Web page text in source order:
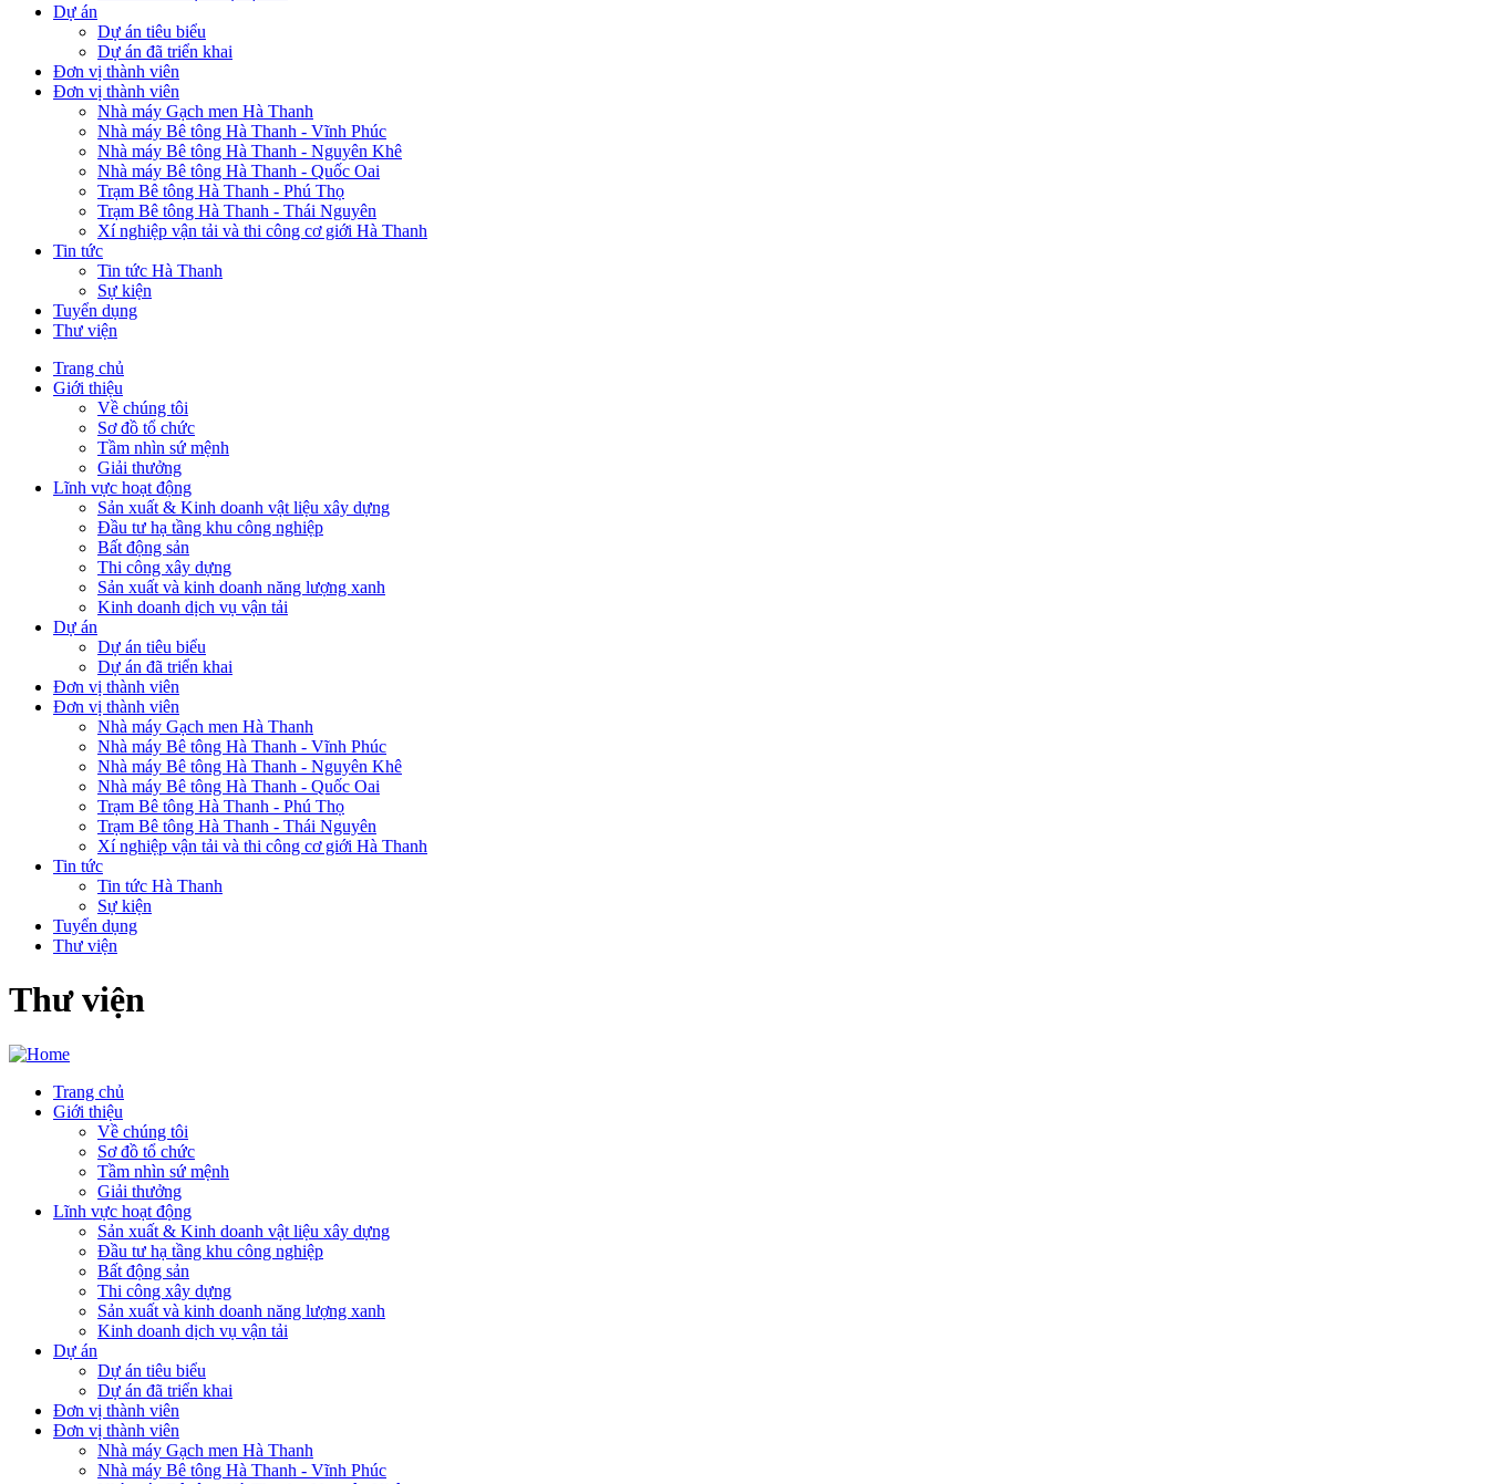
Dự án
Dự án tiêu biểu
Dự án đã triển khai
Đơn vị thành viên
Đơn vị thành viên
Nhà máy Gạch men Hà Thanh
Nhà máy Bê tông Hà Thanh - Vĩnh Phúc
Nhà máy Bê tông Hà Thanh - Nguyên Khê
Nhà máy Bê tông Hà Thanh - Quốc Oai
Trạm Bê tông Hà Thanh - Phú Thọ
Trạm Bê tông Hà Thanh - Thái Nguyên
Xí nghiệp vận tải và thi công cơ giới Hà Thanh
Tin tức
Tin tức Hà Thanh
Sự kiện
Tuyển dụng
Thư viện
Main
Trang chủ
Giới thiệu
Về chúng tôi
Sơ đồ tổ chức
Tầm nhìn sứ mệnh
Giải thưởng
Lĩnh vực hoạt động
Sản xuất & Kinh doanh vật liệu xây dựng
Đầu tư hạ tầng khu công nghiệp
Bất động sản
Thi công xây dựng
Sản xuất và kinh doanh năng lượng xanh
Kinh doanh dịch vụ vận tải
Dự án
Dự án tiêu biểu
Dự án đã triển khai
Đơn vị thành viên
Đơn vị thành viên
Nhà máy Gạch men Hà Thanh
Nhà máy Bê tông Hà Thanh - Vĩnh Phúc
Nhà máy Bê tông Hà Thanh - Nguyên Khê
Nhà máy Bê tông Hà Thanh - Quốc Oai
Trạm Bê tông Hà Thanh - Phú Thọ
Trạm Bê tông Hà Thanh - Thái Nguyên
Xí nghiệp vận tải và thi công cơ giới Hà Thanh
Tin tức
Tin tức Hà Thanh
Sự kiện
Tuyển dụng
Thư viện
Thư viện
Main
Trang chủ
Giới thiệu
Về chúng tôi
Sơ đồ tổ chức
Tầm nhìn sứ mệnh
Giải thưởng
Lĩnh vực hoạt động
Sản xuất & Kinh doanh vật liệu xây dựng
Đầu tư hạ tầng khu công nghiệp
Bất động sản
Thi công xây dựng
Sản xuất và kinh doanh năng lượng xanh
Kinh doanh dịch vụ vận tải
Dự án
Dự án tiêu biểu
Dự án đã triển khai
Đơn vị thành viên
Đơn vị thành viên
Nhà máy Gạch men Hà Thanh
Nhà máy Bê tông Hà Thanh - Vĩnh Phúc